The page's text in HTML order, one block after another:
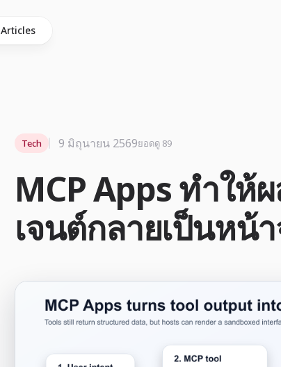
Articles
MCP Apps ทำให้
เจนต์กลายเป็นห
Tech 9 มิถุนายน 2569ยอดดู 89